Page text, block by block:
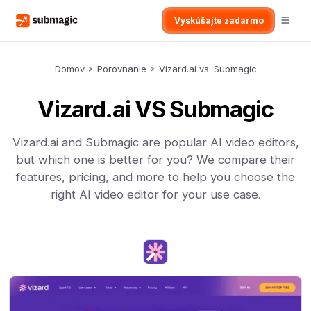
Vyskúšajte zadarmo
Domov > Porovnanie > Vizard.ai vs. Submagic
Vizard.ai VS Submagic
Vizard.ai and Submagic are popular AI video editors,
but which one is better for you? We compare their
features, pricing, and more to help you choose the
right AI video editor for your use case.